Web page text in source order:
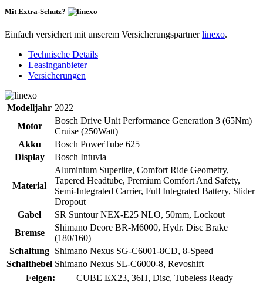
Mit Extra-Schutz?
Einfach versichert mit unserem Versicherungspartnerlinexo.
Technische Details
Leasinganbieter
Versicherungen
Modelljahr 2022
Motor
Bosch Drive Unit Performance Generation 3 (65Nm)
Cruise (250Watt)
Akku
Bosch PowerTube 625
Display
Bosch Intuvia
Material
Aluminium Superlite, Comfort Ride Geometry,
Tapered Headtube, Premium Comfort And Safety,
Semi-Integrated Carrier, Full Integrated Battery, Slider
Dropout
Gabel
SR Suntour NEX-E25 NLO, 50mm, Lockout
Bremse
Shimano Deore BR-M6000, Hydr. Disc Brake
(180/160)
Schaltung Shimano Nexus SG-C6001-8CD, 8-Speed
Schalthebel Shimano Nexus SL-C6000-8, Revoshift
Felgen:
CUBE EX23, 36H, Disc, Tubeless Ready